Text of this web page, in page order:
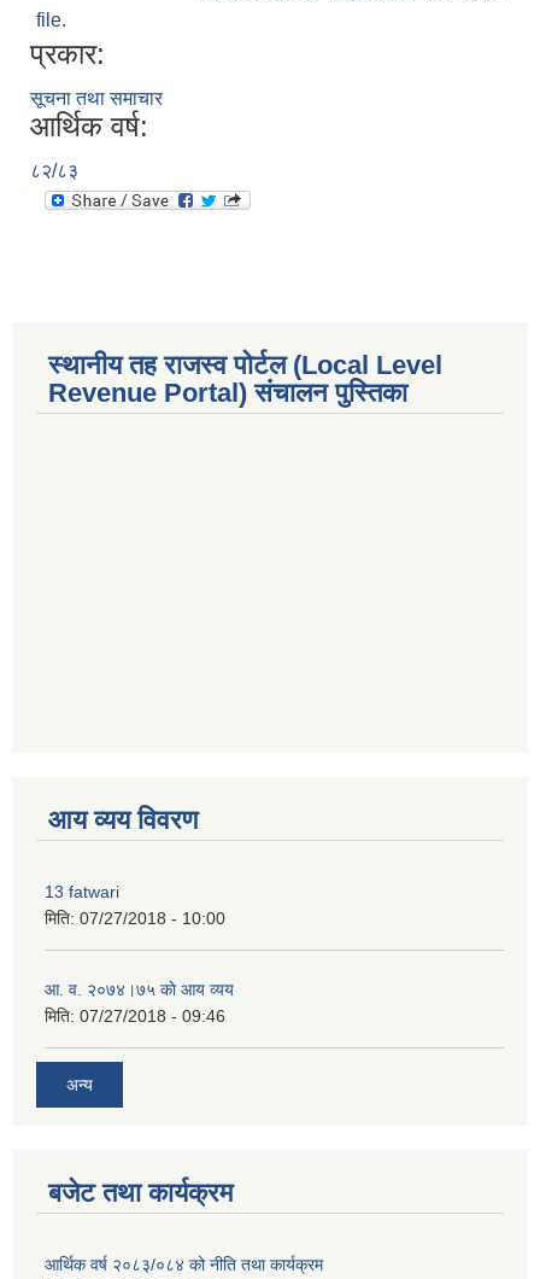
file.
प्रकार:
सूचना तथा समाचार
आर्थिक वर्ष:
८२/८३
स्थानीय तह राजस्व पोर्टल (Local Level
Revenue Portal) संचालन पुस्तिका
आय व्यय विवरण
13 fatwari
मिति: 07/27/2018 - 10:00
आ‍. व. २०७४।७५ काे आय व्यय
मिति: 07/27/2018 - 09:46
अन्य
बजेट तथा कार्यक्रम
आर्थिक वर्ष २०८३/०८४ को नीति तथा कार्यक्रम